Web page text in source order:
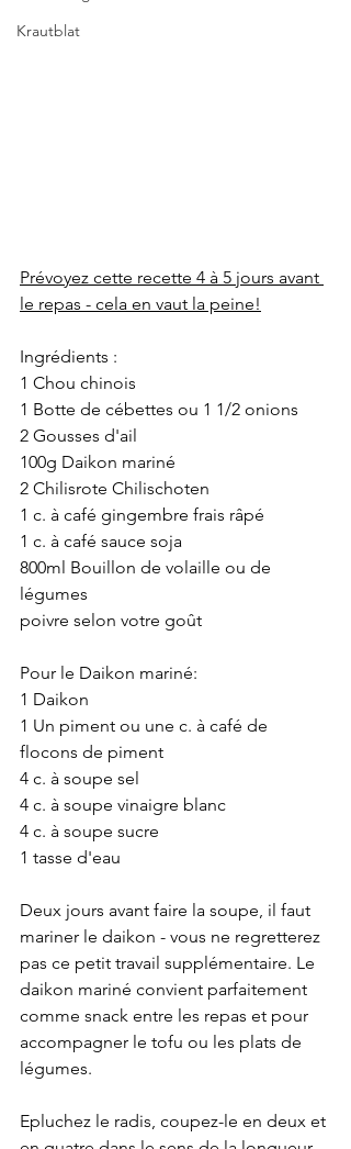
Krautblat
Prévoyez cette recette 4 à 5 jours avant
le repas - cela en vaut la peine!
Ingrédients :
1 Chou chinois
1 Botte de cébettes ou 1 1/2 onions
2 Gousses d'ail
100g Daikon mariné
2 Chilisrote Chilischoten
1 c. à café gingembre frais râpé
1 c. à café sauce soja
800ml Bouillon de volaille ou de
légumes
poivre selon votre goût
Pour le Daikon mariné:
1 Daikon
1 Un piment ou une c. à café de
flocons de piment
4 c. à soupe sel
4 c. à soupe vinaigre blanc
4 c. à soupe sucre
1 tasse d'eau
Deux jours avant faire la soupe, il faut
mariner le daikon - vous ne regretterez
pas ce petit travail supplémentaire. Le
daikon mariné convient parfaitement
comme snack entre les repas et pour
accompagner le tofu ou les plats de
légumes.
Epluchez le radis, coupez-le en deux et